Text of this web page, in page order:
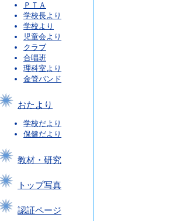
ＰＴＡ
学校長より
学校より
児童会より
クラブ
合唱班
理科室より
金管バンド
おたより
学校だより
保健だより
教材・研究
トップ写真
認証ページ